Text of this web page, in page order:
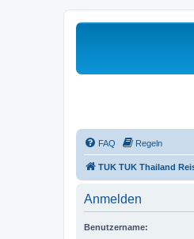
FAQ Regeln
TUK TUK Thailand
Anmelden
Benutzername: